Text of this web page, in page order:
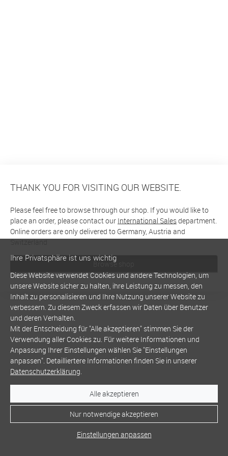
THANK YOU FOR VISITING OUR WEBSITE.
Please feel free to browse through our shop. If you would like to
place an order, please contact our International Salesdepartment.
Online orders are only delivered to Germany, Austria and
Switzerland
Browse shop
Ihre Privatsphäre ist uns wichtig
Diese Website verwendet Cookies und andere Technologien, um
unsere Website sicher zu halten, ihre Leistung zu messen, den
Inhalt zu personalisieren und Ihre Nutzung unserer Website zu
verbessern. Zu diesem Zweck erfassen wir Daten über Benutzer
und deren Verhalten.
Mit der Entscheidung für "Alle akzeptieren" stimmen Sie der
Verwendung aller Cookies zu. Für weitere Informationen und
Anpassung Ihrer Einstellungen wählen Sie "Einstellungen
anpassen". Detailliertere Informationen finden Sie in unserer
Datenschutzerklärung.
Alle akzeptieren
Nur notwendige akzeptieren
Einstellungen anpassen